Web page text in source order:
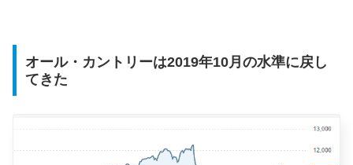
オール・カントリーは2019年10月の水準に戻し
てきた